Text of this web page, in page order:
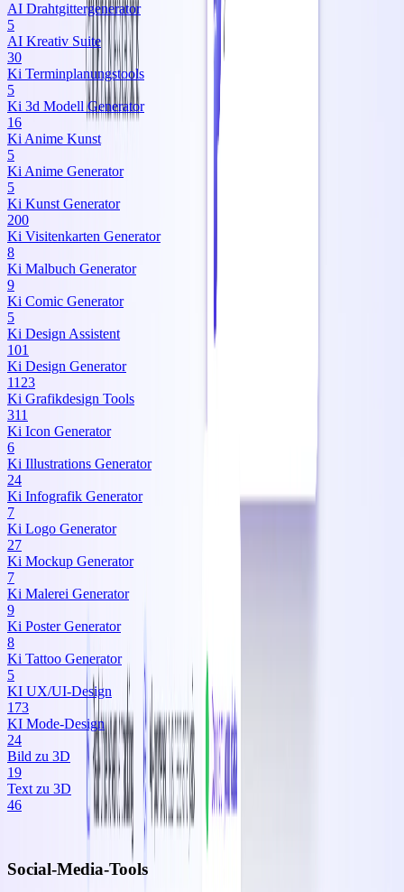
AI Drahtgittergenerator
5
AI Kreativ Suite
30
Ki Terminplanungstools
5
Ki 3d Modell Generator
16
Ki Anime Kunst
5
Ki Anime Generator
5
Ki Kunst Generator
200
Ki Visitenkarten Generator
8
Ki Malbuch Generator
9
Ki Comic Generator
5
Ki Design Assistent
101
Ki Design Generator
1123
Ki Grafikdesign Tools
311
Ki Icon Generator
6
Ki Illustrations Generator
24
Ki Infografik Generator
7
Ki Logo Generator
27
Ki Mockup Generator
7
Ki Malerei Generator
9
Ki Poster Generator
8
Ki Tattoo Generator
5
KI UX/UI‑Design
173
KI Mode‑Design
24
Bild zu 3D
19
Text zu 3D
46
Social-Media-Tools